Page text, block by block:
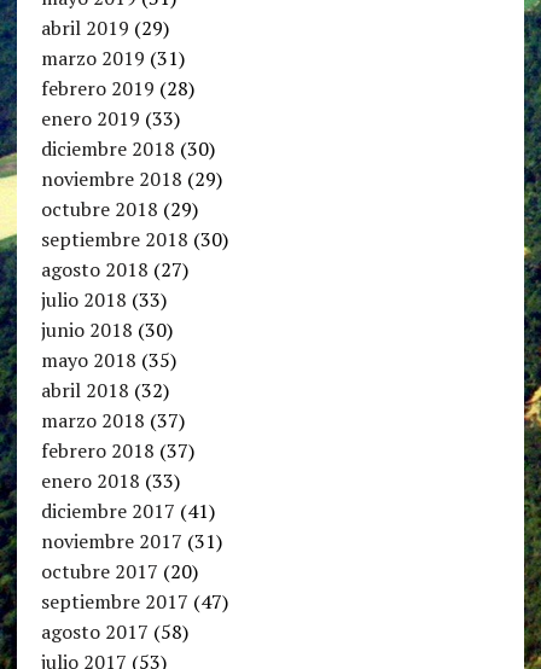
abril 2019 (29)
marzo 2019 (31)
febrero 2019 (28)
enero 2019 (33)
diciembre 2018 (30)
noviembre 2018 (29)
octubre 2018 (29)
septiembre 2018 (30)
agosto 2018 (27)
julio 2018 (33)
junio 2018 (30)
mayo 2018 (35)
abril 2018 (32)
marzo 2018 (37)
febrero 2018 (37)
enero 2018 (33)
diciembre 2017 (41)
noviembre 2017 (31)
octubre 2017 (20)
septiembre 2017 (47)
agosto 2017 (58)
julio 2017 (53)